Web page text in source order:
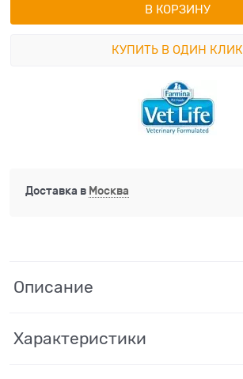
В КОРЗИНУ
КУПИТЬ В ОДИН КЛИК
Доставка в Москва
Описание
Характеристики